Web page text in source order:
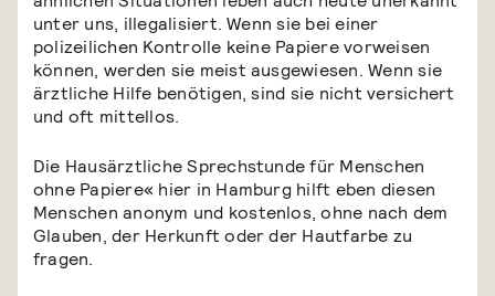
unter uns, illegalisiert. Wenn sie bei einer
polizeilichen Kontrolle keine Papiere vorweisen
können, werden sie meist ausgewiesen. Wenn sie
ärztliche Hilfe benötigen, sind sie nicht versichert
und oft mittellos.
Die Hausärztliche Sprechstunde für Menschen
ohne Papiere« hier in Hamburg hilft eben diesen
Menschen anonym und kostenlos, ohne nach dem
Glauben, der Herkunft oder der Hautfarbe zu
fragen.